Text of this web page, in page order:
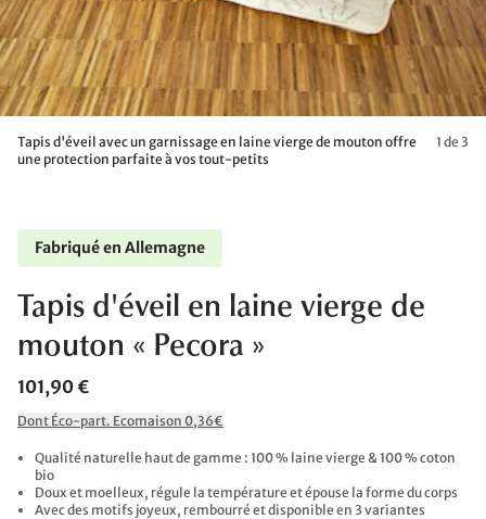
Tapis d'éveil avec un garnissage en laine vierge de mouton offre
une protection parfaite à vos tout-petits
1 de 3
Fabriqué en Allemagne
Tapis d'éveil en laine vierge de
mouton « Pecora »
101,90 €
Dont Éco-part. Ecomaison 0,36€
Qualité naturelle haut de gamme : 100 % laine vierge & 100 % coton
bio
Doux et moelleux, régule la température et épouse la forme du corps
Avec des motifs joyeux, rembourré et disponible en 3 variantes